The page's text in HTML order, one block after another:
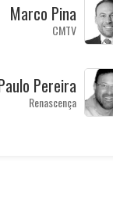
Marco Pina
CMTV
Pereira
Renascença